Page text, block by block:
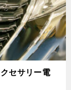
セサリー電